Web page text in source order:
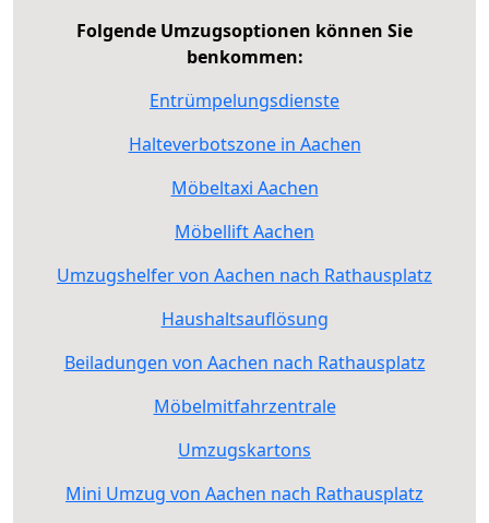
Folgende Umzugsoptionen können Sie
benkommen:
Entrümpelungsdienste
Halteverbotszone in Aachen
Möbeltaxi Aachen
Möbellift Aachen
Umzugshelfer von Aachen nach Rathausplatz
Haushaltsauflösung
Beiladungen von Aachen nach Rathausplatz
Möbelmitfahrzentrale
Umzugskartons
Mini Umzug von Aachen nach Rathausplatz